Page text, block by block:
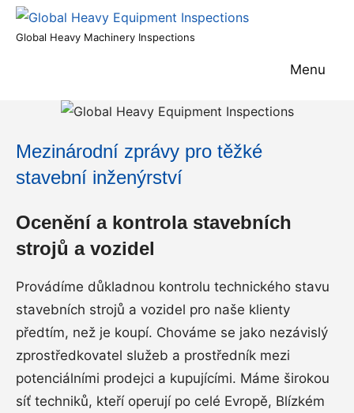
Skip
Global
Inspections
Global Heavy Machinery Inspections
Menu
Mezinárodní zprávy pro těžké
stavební inženýrství
Ocenění a kontrola stavebních
strojů a vozidel
Provádíme důkladnou kontrolu technického stavu
stavebních strojů a vozidel pro naše klienty
předtím, než je koupí. Chováme se jako nezávislý
zprostředkovatel služeb a prostředník mezi
potenciálními prodejci a kupujícími. Máme širokou
síť techniků, kteří operují po celé Evropě, Blízkém